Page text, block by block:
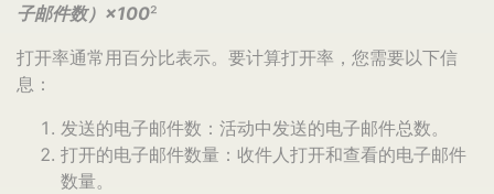
子邮件数）×100²
打开率通常用百分比表示。要计算打开率，您需要以下信
息：
发送的电子邮件数：活动中发送的电子邮件总数。
打开的电子邮件数量：收件人打开和查看的电子邮件
数量。